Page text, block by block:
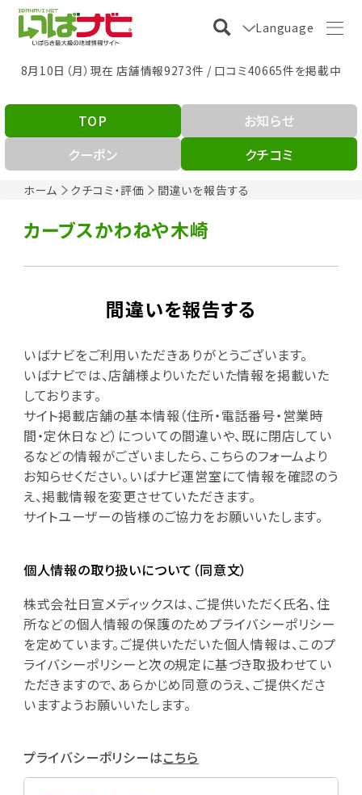
Language
8月10日（月）現在 店舗情報9273件 / 口コミ40665件を掲載中
ホーム クチコミ・評価 間違いを報告する
TOP
お知らせ
クーポン
クチコミ
カーブスかわねや木崎
間違いを報告する
いばナビをご利用いただきありがとうございます。
いばナビでは、店舗様よりいただいた情報を掲載いた
しております。
サイト掲載店舗の基本情報（住所・電話番号・営業時
間・定休日など）についての間違いや、既に閉店してい
るなどの情報がございましたら、こちらのフォームより
お知らせください。いばナビ運営室にて情報を確認のう
え、掲載情報を変更させていただきます。
サイトユーザーの皆様のご協力をお願いいたします。
個人情報の取り扱いについて（同意文）
株式会社日宣メディックスは、ご提供いただく氏名、住
所などの個人情報の保護のためプライバシーポリシー
を定めています。ご提供いただいた個人情報は、このプ
ライバシーポリシーと次の規定に基づき取扱わせてい
ただきますので、あらかじめ同意のうえ、ご提供くださ
いますようお願いいたします。
プライバシーポリシーはこちら